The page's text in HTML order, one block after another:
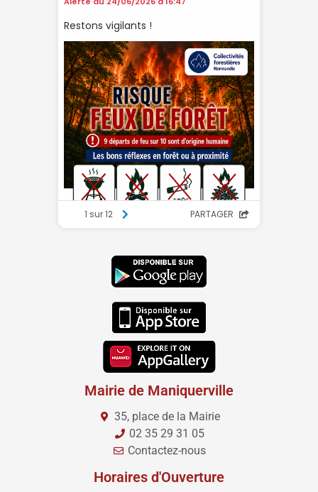
Mairie de Maniquerville
35, place de la Mairie
02 35 29 31 05
Contactez-nous
Horaires d'Ouverture